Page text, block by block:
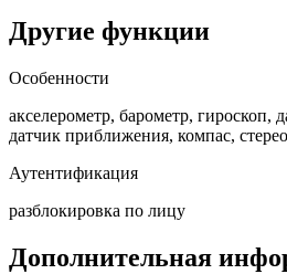
Другие функции
Особенности
акселерометр, барометр, гироскоп,
датчик приближения, компас,
Аутентификация
разблокировка по лицу
Дополнительная